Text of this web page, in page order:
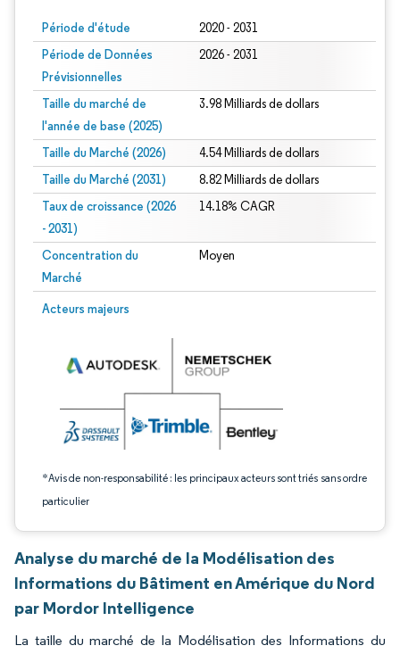
Période d'étude 2020 - 2031
Période de Données
Prévisionnelles
2026 - 2031
Taille du marché de
l'année de base (2025)
3.98 Milliards de dollars
Taille du Marché (2026) 4.54 Milliards de dollars
Taille du Marché (2031) 8.82 Milliards de dollars
Taux de croissance (2026
- 2031)
14.18% CAGR
Concentration du
Marché
Moyen
Acteurs majeurs
*Avis de non-responsabilité : les principaux acteurs sont triés sans ordre
particulier
Image © Mordor Intelligence. La réutilisation nécessite une attribution sous CC
Analyse du marché de la Modélisation des
Informations du Bâtiment en Amérique du Nord
par Mordor Intelligence
La taille du marché de la Modélisation des Informations du